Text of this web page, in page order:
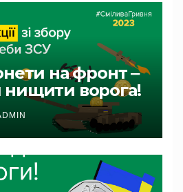
на фронт ‒
ворога!